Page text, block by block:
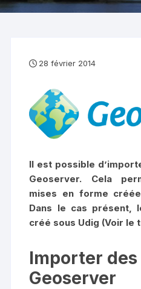
28 février 2014
Il est possible
Geoserver. Cela
mises en forme
Dans le cas présent,
créé sous Udig (Voir le
Importer des
Geoserver